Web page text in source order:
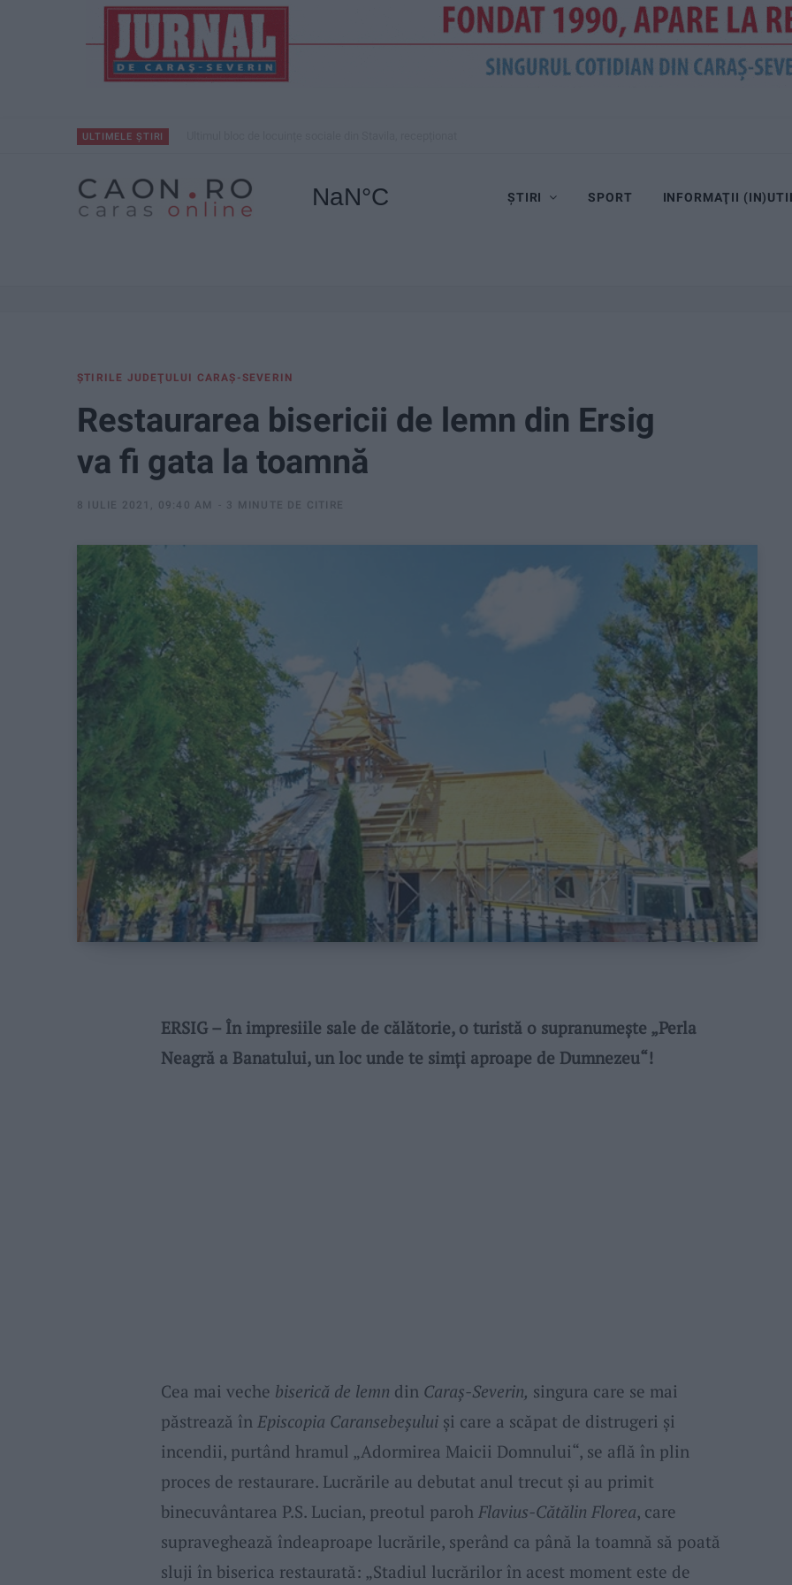
ULTIMELE ȘTIRI
ȘTIRI SPORT INFORMAŢII
ŞTIRILE JUDEŢULUI CARAŞ-SEVERIN
Restaurarea bisericii de lemn din Ersig
va fi gata la toamnă
8 IULIE 2021, 09:40 AM 3 MINUTE DE CITIRE
ERSIG – În impresiile sale de călătorie, o turistă o supranumeşte „Perla
Neagră a Banatului, un loc unde te simţi aproape de Dumnezeu“!
Cea mai veche biserică de lemn din Caraş-Severin, singura care se mai
păstrează în Episcopia Caransebeşuluişi care a scăpat de distrugeri şi
incendii, purtând hramul „Adormirea Maicii Domnului“, se află în plin
proces de restaurare. Lucrările au debutat anul trecut şi au primit
binecuvântarea P.S. Lucian, preotul paroh Flavius-Cătălin Florea, care
supraveghează îndeaproape lucrările, sperând ca până la toamnă să poată
sluji în biserica restaurată: „Stadiul lucrărilor în acest moment este de